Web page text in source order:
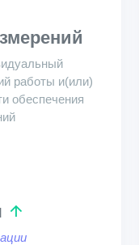
работы и(или)
обеспечения